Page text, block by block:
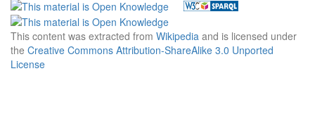
This content was extracted from Wikipedia and is licensed under
the Creative Commons Attribution-ShareAlike 3.0 Unported
License